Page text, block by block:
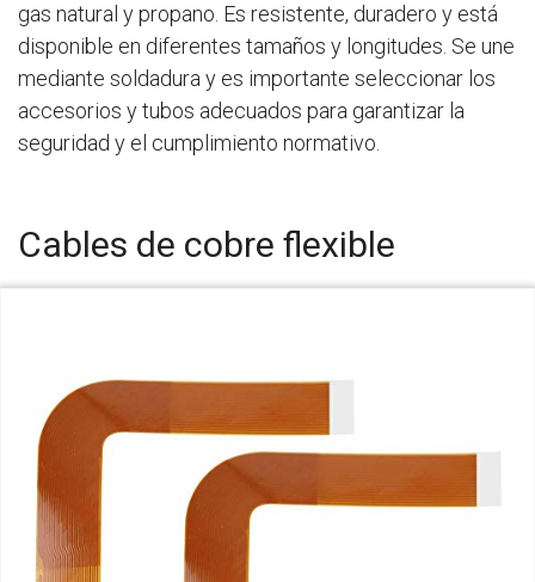
gas natural y propano. Es resistente, duradero y está
disponible en diferentes tamaños y longitudes. Se une
mediante soldadura y es importante seleccionar los
accesorios y tubos adecuados para garantizar la
seguridad y el cumplimiento normativo.
Cables de cobre flexible